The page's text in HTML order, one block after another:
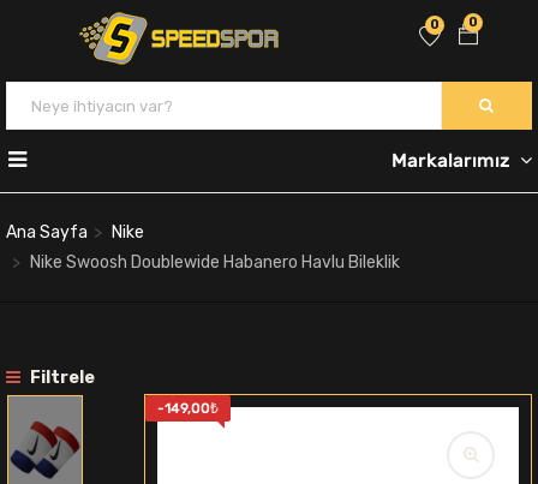
0
0
Markalarımız
Ana Sayfa
Nike
Nike Swoosh Doublewide Habanero Havlu Bileklik
Filtrele
-149,00₺